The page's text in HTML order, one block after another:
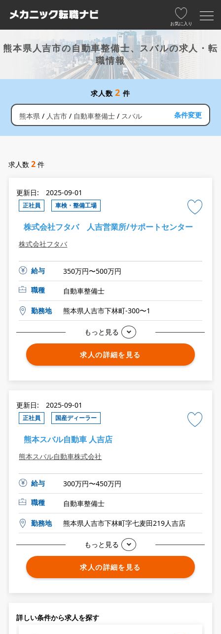
お気に入り
熊本県人吉市の自動車整備士、スバルの求人・転
職情報
求人数 2 件
熊本県 人吉市 自動車整備士 スバル 条件変更
求人数2 件
更新日: 2025-09-01
正社員 車検・整備工場
株式会社フタバ 人吉営業所/サポートセンター
株式会社フタバ
給与
350万円〜500万円
職種
自動車整備士
勤務地 熊本県人吉市下林町-300〜1
もっと見る
求人の詳細を見る
更新日: 2025-09-01
正社員 国産ディーラー
熊本スバル自動車 人吉店
熊本スバル自動車株式会社
給与
300万円〜450万円
職種
自動車整備士
勤務地 熊本県人吉市下林町字七麦田219人吉店
もっと見る
求人の詳細を見る
詳しい条件から求人を探す